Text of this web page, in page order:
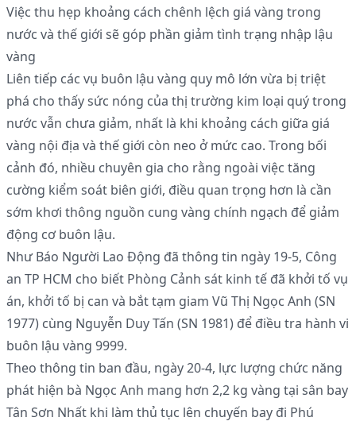
Việc thu hẹp khoảng cách chênh lệch giá vàng trong
nước và thế giới sẽ góp phần giảm tình trạng nhập lậu
vàng
Liên tiếp các vụ buôn lậu vàng quy mô lớn vừa bị triệt
phá cho thấy sức nóng của thị trường kim loại quý trong
nước vẫn chưa giảm, nhất là khi khoảng cách giữa giá
vàng nội địa và thế giới còn neo ở mức cao. Trong bối
cảnh đó, nhiều chuyên gia cho rằng ngoài việc tăng
cường kiểm soát biên giới, điều quan trọng hơn là cần
sớm khơi thông nguồn cung vàng chính ngạch để giảm
động cơ buôn lậu.
Như Báo Người Lao Động đã thông tin ngày 19-5, Công
an TP HCM cho biết Phòng Cảnh sát kinh tế đã khởi tố vụ
án, khởi tố bị can và bắt tạm giam Vũ Thị Ngọc Anh (SN
1977) cùng Nguyễn Duy Tấn (SN 1981) để điều tra hành vi
buôn lậu vàng 9999.
Theo thông tin ban đầu, ngày 20-4, lực lượng chức năng
phát hiện bà Ngọc Anh mang hơn 2,2 kg vàng tại sân bay
Tân Sơn Nhất khi làm thủ tục lên chuyến bay đi Phú